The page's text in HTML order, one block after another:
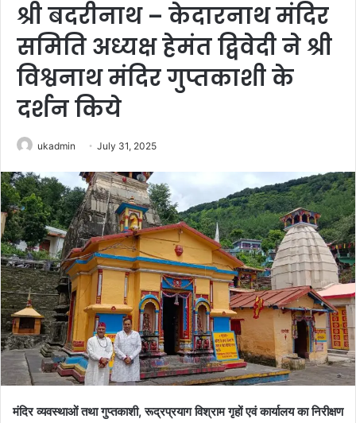
श्री बदरीनाथ – केदारनाथ मंदिर
समिति अध्यक्ष हेमंत द्विवेदी ने श्री
विश्वनाथ मंदिर गुप्तकाशी के
दर्शन किये
ukadmin July 31, 2025
मंदिर व्यवस्थाओं तथा गुप्तकाशी, रूद्रप्रयाग विश्राम गृहों एवं कार्यालय का निरीक्षण